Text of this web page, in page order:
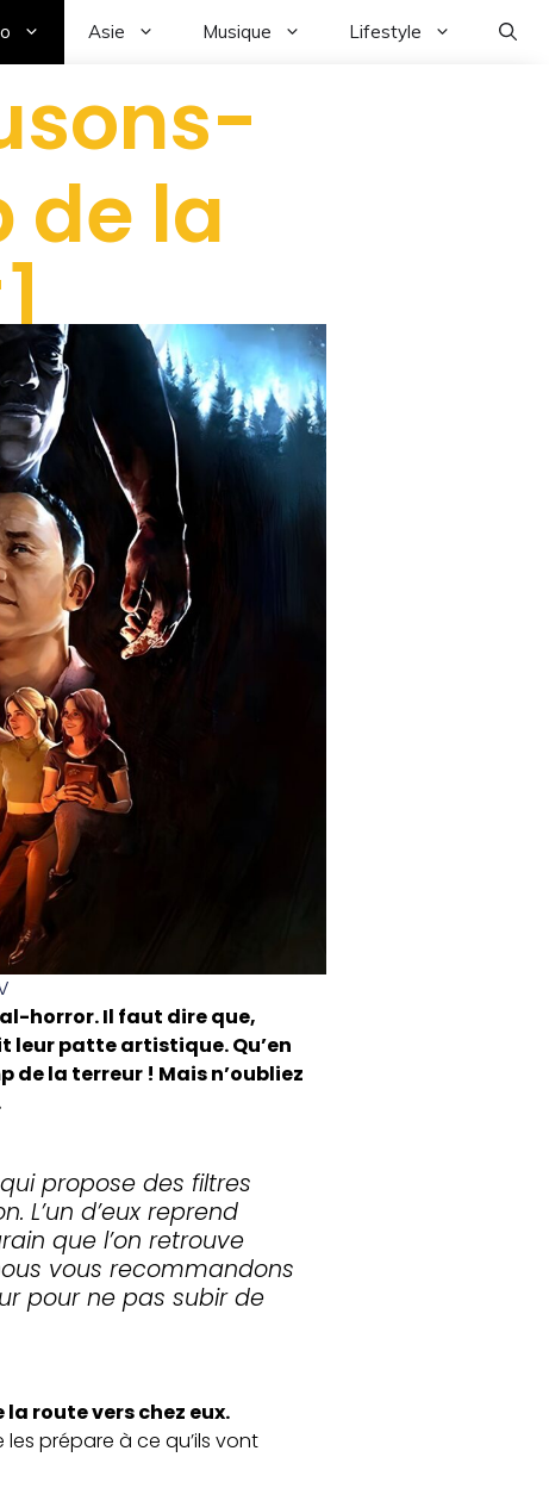
Asie Musique Lifestyle
de la
horror. Il faut dire que,
leur patte artistique. Qu’en
de la terreur ! Mais n’oubliez
propose des filtres
L’un d’eux reprend
que l’on retrouve
vous recommandons
pour ne pas subir de
route vers chez eux.
prépare à ce qu’ils vont